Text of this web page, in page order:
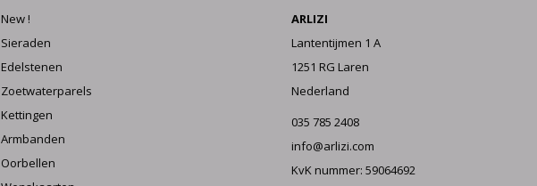
New !
Sieraden
Edelstenen
Zoetwaterparels
Kettingen
Armbanden
Oorbellen
ARLIZI
Lantentijmen 1 A
1251 RG Laren
Nederland
035 785 2408
info@arlizi.com
KvK nummer: 59064692